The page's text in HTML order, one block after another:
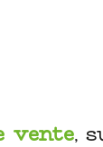
vente,